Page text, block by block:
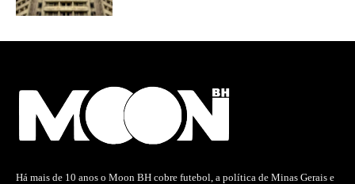
Há mais de 10 anos o Moon BH cobre futebol, a política de Minas Gerais e